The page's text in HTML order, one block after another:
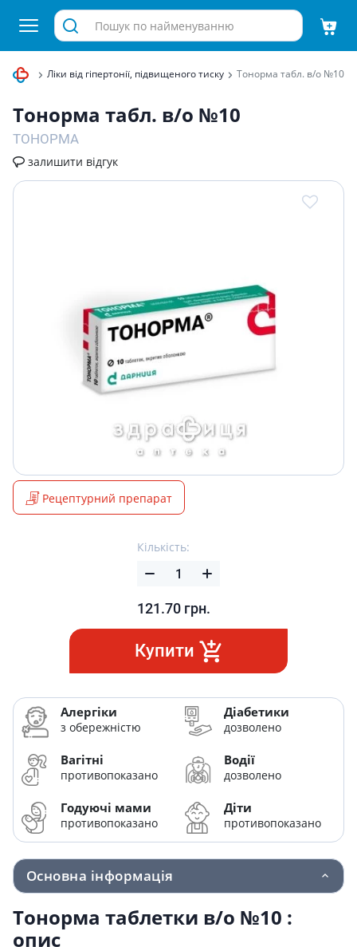
Ліки від гіпертонії, підвищеного тиску Тонорма табл. в/о №10
Тонорма табл. в/о №10
ТОНОРМА
залишити відгук
Рецептурний препарат
Кількість:
121.70 грн.
Купити
Алергіки
з обережністю
Діабетики
дозволено
Вагітні
противопоказано
Водії
дозволено
Годуючі мами
противопоказано
Діти
противопоказано
Основна інформація
Тонорма таблетки в/о №10 :
опис